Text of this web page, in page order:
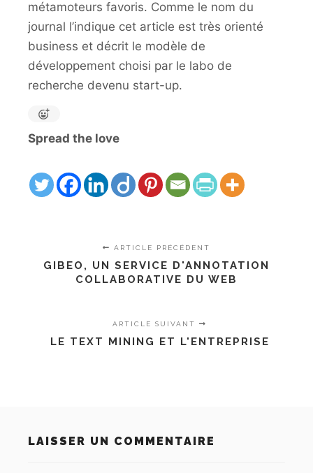
métamoteurs favoris. Comme le nom du
journal l’indique cet article est très orienté
business et décrit le modèle de
développement choisi par le labo de
recherche devenu start-up.
Spread the love
ARTICLE PRÉCÉDENT
GIBEO, UN SERVICE D'ANNOTATION
COLLABORATIVE DU WEB
ARTICLE SUIVANT
LE TEXT MINING ET L'ENTREPRISE
LAISSER UN COMMENTAIRE